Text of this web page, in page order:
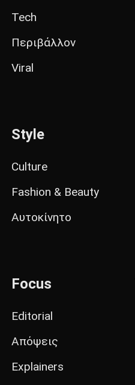
Tech
Περιβάλλον
Viral
Style
Culture
Fashion & Beauty
Αυτοκίνητο
Focus
Editorial
Απόψεις
Explainers